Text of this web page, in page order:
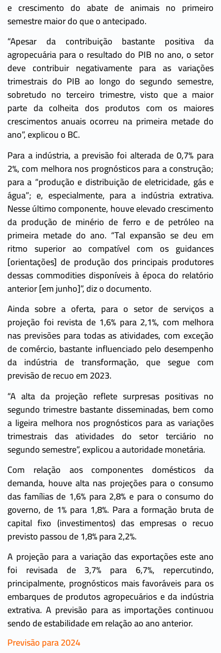
e crescimento do abate de animais no primeiro
semestre maior do que o antecipado.
“Apesar da contribuição bastante positiva da
agropecuária para o resultado do PIB no ano, o setor
deve contribuir negativamente para as variações
trimestrais do PIB ao longo do segundo semestre,
sobretudo no terceiro trimestre, visto que a maior
parte da colheita dos produtos com os maiores
crescimentos anuais ocorreu na primeira metade do
ano”, explicou o BC.
Para a indústria, a previsão foi alterada de 0,7% para
2%, com melhora nos prognósticos para a construção;
para a “produção e distribuição de eletricidade, gás e
água”; e, especialmente, para a indústria extrativa.
Nesse último componente, houve elevado crescimento
da produção de minério de ferro e de petróleo na
primeira metade do ano. “Tal expansão se deu em
ritmo superior ao compatível com os guidances
[orientações] de produção dos principais produtores
dessas commodities disponíveis à época do relatório
anterior [em junho]”, diz o documento.
Ainda sobre a oferta, para o setor de serviços a
projeção foi revista de 1,6% para 2,1%, com melhora
nas previsões para todas as atividades, com exceção
de comércio, bastante influenciado pelo desempenho
da indústria de transformação, que segue com
previsão de recuo em 2023.
“A alta da projeção reflete surpresas positivas no
segundo trimestre bastante disseminadas, bem como
a ligeira melhora nos prognósticos para as variações
trimestrais das atividades do setor terciário no
segundo semestre”, explicou a autoridade monetária.
Com relação aos componentes domésticos da
demanda, houve alta nas projeções para o consumo
das famílias de 1,6% para 2,8% e para o consumo do
governo, de 1% para 1,8%. Para a formação bruta de
capital fixo (investimentos) das empresas o recuo
previsto passou de 1,8% para 2,2%.
A projeção para a variação das exportações este ano
foi revisada de 3,7% para 6,7%, repercutindo,
principalmente, prognósticos mais favoráveis para os
embarques de produtos agropecuários e da indústria
extrativa. A previsão para as importações continuou
sendo de estabilidade em relação ao ano anterior.
Previsão para 2024